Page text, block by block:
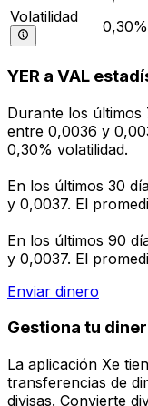
Volatilidad
0,30%
YER a VAL
Durante los últimos
entre 0,0036 y
0,30% volatilidad.
En los últimos 30
y 0,0037. El
En los últimos 90
y 0,0037. El
Enviar dinero
Gestiona tu
La aplicación Xe
transferencias de
divisas. Convierte